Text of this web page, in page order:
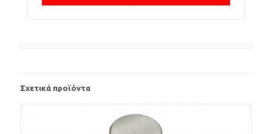
Σχετικά προϊόντα